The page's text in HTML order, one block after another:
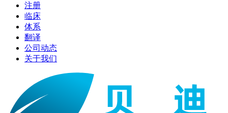
注册
临床
体系
翻译
公司动态
关于我们